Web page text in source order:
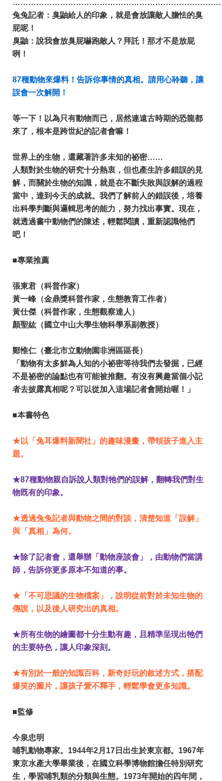
兔兔記者：臭鼬給人的印象，就是會放讓敵人膽怯的臭
屁呢！
臭鼬：說我會放臭屁嚇跑敵人？拜託！那才不是放屁
咧！
87種動物來爆料！告訴你事情的真相。請用心聆聽，讓
誤會一次解開！
等一下！以為只有動物而已，居然連遠古時期的恐龍都
來了，根本是跨世紀的記者會嘛！
世界上的生物，還藏著許多未知的祕密……
人類對於生物的研究十分熱衷，但也產生許多錯誤的見
解，而關於生物的知識，就是在不斷失敗與誤解的過程
當中，達到今天的成就。我們了解前人的錯誤後，培養
出科學判斷與邏輯思考的能力，努力找出事實。現在，
就透過書中動物們的陳述，輕鬆閱讀，重新認識牠們
吧！
■專業推薦
張東君（科普作家）
黃一峰（金鼎獎科普作家，生態教育工作者）
黃仕傑（科普作家，生態觀察達人）
顏聖紘（國立中山大學生物科學系副教授）
鄭惟仁（臺北市立動物園非洲區區長）
「動物有太多鮮為人知的小祕密等待我們去發掘，已經
不是祕密的論點也有可能被推翻。有沒有興趣當個小記
者去披露真相呢？可以從加入這場記者會開始喔！」
■本書特色
★以「兔耳爆料新聞社」的趣味漫畫，帶領孩子進入主
題。
★87種動物親自訴說人類對牠們的誤解，翻轉我們對生
物既有的印象。
★透過兔兔記者與動物之間的對談，清楚知道「誤解」
與「真相」為何。
★除了記者會，還舉辦「動物座談會」，由動物們當講
師，告訴你更多原本不知道的事。
★「不可思議的生物檔案」，說明從前對於未知生物的
傳說，以及後人研究出的真相。
★所有生物的繪圖都十分生動有趣，且精準呈現出牠們
的主要特色，讓人印象深刻。
★有別於一般的知識百科，新奇好玩的敘述方式，搭配
爆笑的圖片，讓孩子愛不釋手，輕鬆學會更多知識。
■監修
今泉忠明
哺乳動物專家。1944年2月17日出生於東京都。1967年
東京水產大學畢業後，在國立科學博物館擔任特別研究
生，學習哺乳類的分類與生態。1973年開始的四年間，